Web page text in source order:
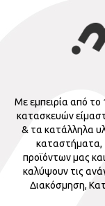
Με εμπειρία από
κατασκευών
& τα κατάλληλα
καταστήματα,
προϊόντων μας
καλύψουν τις
Διακόσμηση,